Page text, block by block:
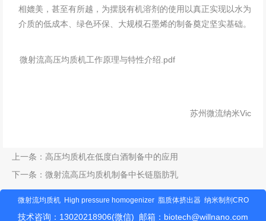
相媲美，甚至有所越，为摆脱有机溶剂的使用以真正实现以水为
介质的低成本、绿色环保、大规模石墨烯的制备奠定坚实基础。
微射流高压均质机工作原理与特性介绍.pdf
苏州微流纳米Vic
上一条： 高压均质机在低度白酒制备中的应用
下一条： 微射流高压均质机制备中长链脂肪乳
微射流均质机 High pressure homogenizer 脂质体挤出器 纳米制剂CRO
技术咨询：13020218906(微信) 邮箱： biotech@willnano.com